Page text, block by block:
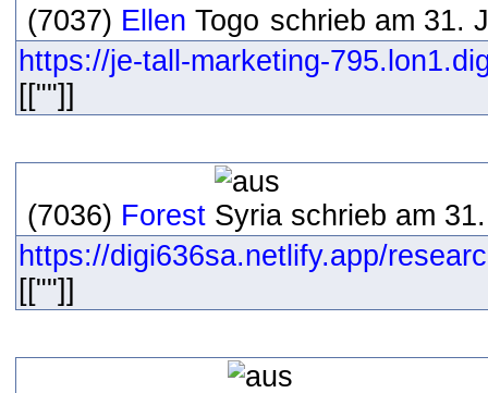
(7037) Ellen
schrieb am 31.
https://je-tall-marketing-
[[""]]
(7036) Forest
schrieb am
https://digi636sa.netlify.app/
[[""]]